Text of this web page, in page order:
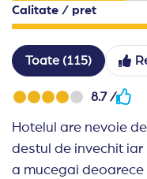
Calitate / pret
Toate (115)
8.7 /
Hotelul are nevoie
destul de invechit iar
a mucegai